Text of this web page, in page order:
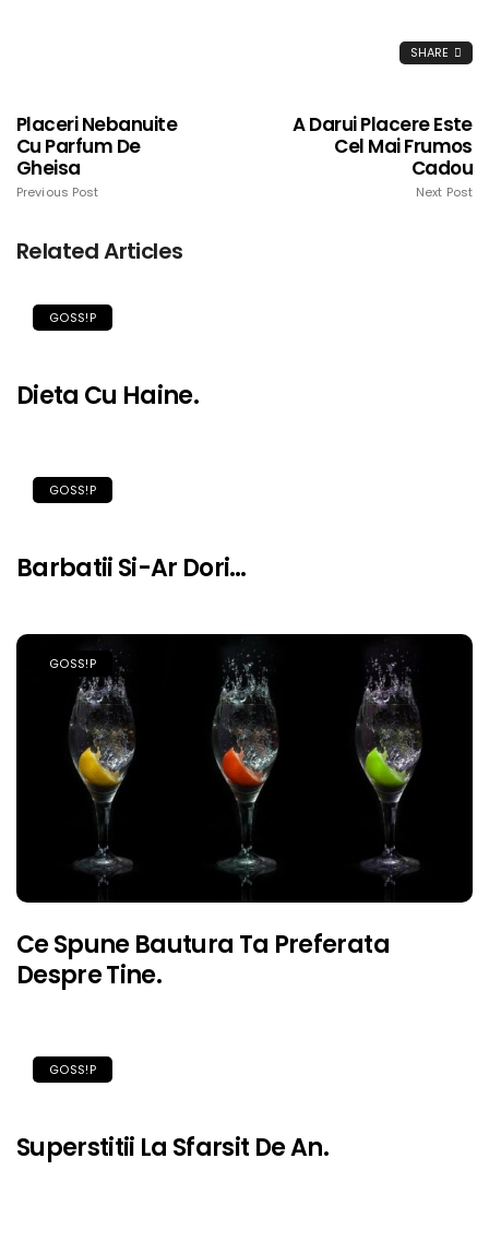
SHARE
Placeri Nebanuite
Cu Parfum De
Gheisa
Previous Post
A Darui Placere Este
Cel Mai Frumos
Cadou
Next Post
Related Articles
GOSS!P
Dieta Cu Haine.
GOSS!P
Barbatii Si-Ar Dori…
GOSS!P
Ce Spune Bautura Ta Preferata
Despre Tine.
GOSS!P
Superstitii La Sfarsit De An.